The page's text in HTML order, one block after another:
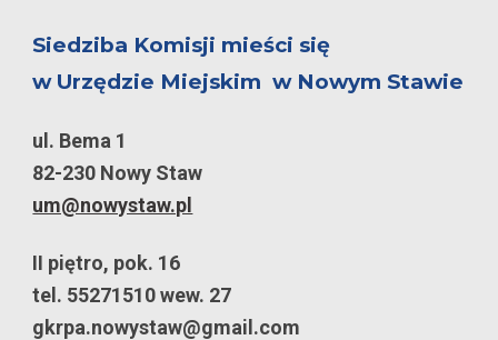
Siedziba Komisji mieści się
w Urzędzie Miejskim w Nowym Stawie
ul. Bema 1
82-230 Nowy Staw
um@nowystaw.pl
II piętro, pok. 16
tel. 55271510 wew. 27
gkrpa.nowystaw@gmail.com